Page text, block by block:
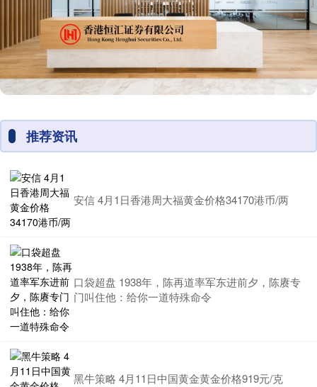
推荐资讯
安信 4月1日香港周大福黄金价格34170港币/两
口袋超盘 1938年，陈再道率军东进前夕，陈赓专
门叫住他：给你一道特殊命令
黑牛策略 4月11日中国黄金黄金价格919元/克